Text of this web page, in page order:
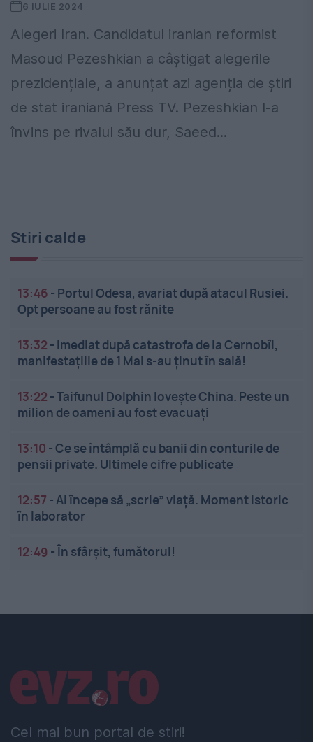
6 IULIE 2024
Alegeri Iran. Candidatul iranian reformist
Masoud Pezeshkian a câștigat alegerile
prezidențiale, a anunțat azi agenția de știri
de stat iraniană Press TV. Pezeshkian l-a
învins pe rivalul său dur, Saeed...
Stiri calde
13:46 - Portul Odesa, avariat după atacul Rusiei.
Opt persoane au fost rănite
13:32 - Imediat după catastrofa de la Cernobîl,
manifestațiile de 1 Mai s-au ținut în sală!
13:22 -Taifunul Dolphin lovește China. Peste un
milion de oameni au fost evacuați
13:10 -Ce se întâmplă cu banii din conturile de
pensii private. Ultimele cifre publicate
12:57 -AI începe să „scrie” viață. Moment istoric
în laborator
12:49 -În sfârșit, fumătorul!
Cel mai bun portal de stiri!
Linkuri utile